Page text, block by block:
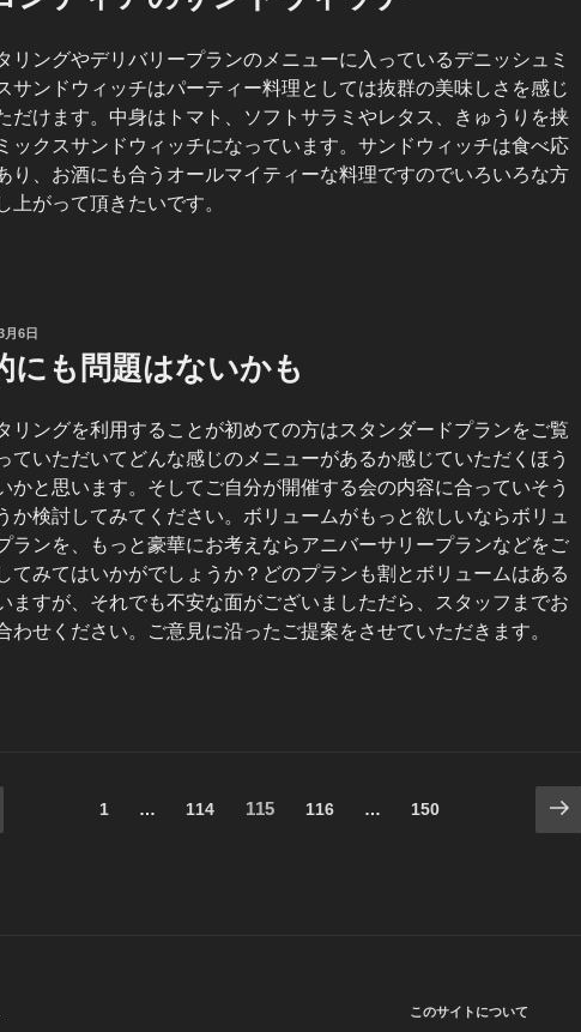
リングやデリバリープランのメニューに入っているデニッシュミ
サンドウィッチはパーティー料理としては抜群の美味しさを感じ
だけます。中身はトマト、ソフトサラミやレタス、きゅうりを挟
ックスサンドウィッチになっています。サンドウィッチは食べ応
り、お酒にも合うオールマイティーな料理ですのでいろいろな方
上がって頂きたいです。
月6日
にも問題はないかも
リングを利用することが初めての方はスタンダードプランをご覧
ていただいてどんな感じのメニューがあるか感じていただくほう
かと思います。そしてご自分が開催する会の内容に合っていそう
か検討してみてください。ボリュームがもっと欲しいならボリュ
ランを、もっと豪華にお考えならアニバーサリープランなどをご
てみてはいかがでしょうか？どのプランも割とボリュームはある
ますが、それでも不安な面がございましただら、スタッフまでお
わせください。ご意見に沿ったご提案をさせていただきます。
固
1 …
固
114
固
115
固
116 …
固
150
次
の
このサイトについて